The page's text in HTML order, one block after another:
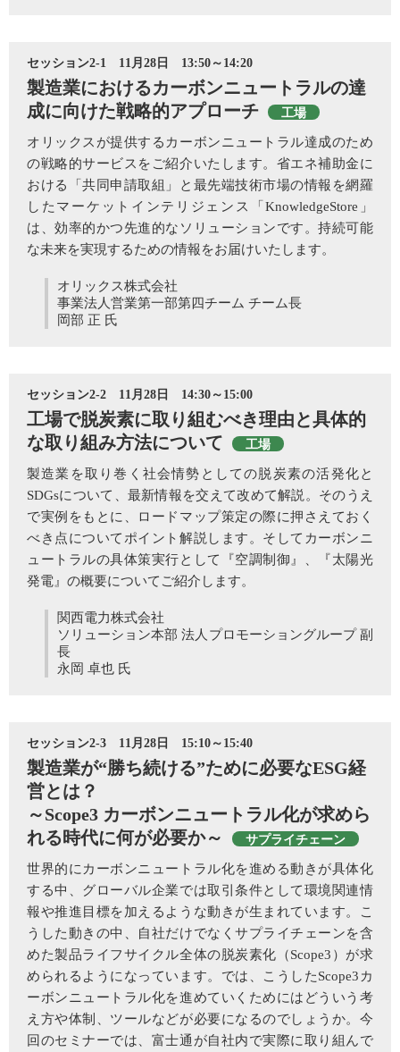
セッション2-1 11月28日 13:50～14:20
製造業におけるカーボンニュートラルの達
成に向けた戦略的アプローチ
工場
オリックスが提供するカーボンニュートラル達成のため
の戦略的サービスをご紹介いたします。省エネ補助金に
おける「共同申請取組」と最先端技術市場の情報を網羅
したマーケットインテリジェンス「KnowledgeStore」
は、効率的かつ先進的なソリューションです。持続可能
な未来を実現するための情報をお届けいたします。
オリックス株式会社
事業法人営業第一部第四チーム チーム長
岡部 正 氏
セッション2-2 11月28日 14:30～15:00
工場で脱炭素に取り組むべき理由と具体的
な取り組み方法について
工場
製造業を取り巻く社会情勢としての脱炭素の活発化と
SDGsについて、最新情報を交えて改めて解説。そのうえ
で実例をもとに、ロードマップ策定の際に押さえておく
べき点についてポイント解説します。そしてカーボンニ
ュートラルの具体策実行として『空調制御』、『太陽光
発電』の概要についてご紹介します。
関西電力株式会社
ソリューション本部 法人プロモーショングループ 副
長
永岡 卓也 氏
セッション2-3 11月28日 15:10～15:40
製造業が“勝ち続ける”ために必要なESG経
営とは？
～Scope3 カーボンニュートラル化が求めら
れる時代に何が必要か～
サプライチェーン
世界的にカーボンニュートラル化を進める動きが具体化
する中、グローバル企業では取引条件として環境関連情
報や推進目標を加えるような動きが生まれています。こ
うした動きの中、自社だけでなくサプライチェーンを含
めた製品ライフサイクル全体の脱炭素化（Scope3）が求
められるようになっています。では、こうしたScope3カ
ーボンニュートラル化を進めていくためにはどういう考
え方や体制、ツールなどが必要になるのでしょうか。今
回のセミナーでは、富士通が自社内で実際に取り組んで